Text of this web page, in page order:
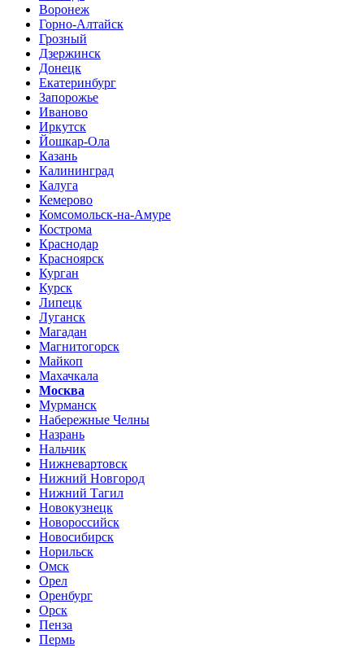
Воронеж
Горно-Алтайск
Грозный
Дзержинск
Донецк
Екатеринбург
Запорожье
Иваново
Иркутск
Йошкар-Ола
Казань
Калининград
Калуга
Кемерово
Комсомольск-на-Амуре
Кострома
Краснодар
Красноярск
Курган
Курск
Липецк
Луганск
Магадан
Магнитогорск
Майкоп
Махачкала
Москва
Мурманск
Набережные Челны
Назрань
Нальчик
Нижневартовск
Нижний Новгород
Нижний Тагил
Новокузнецк
Новороссийск
Новосибирск
Норильск
Омск
Орел
Оренбург
Орск
Пенза
Пермь